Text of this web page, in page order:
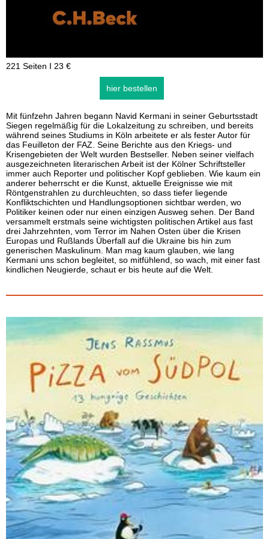
221 Seiten I 23 €
hier bestellen
Mit fünfzehn Jahren begann Navid Kermani in seiner Geburtsstadt
Siegen regelmäßig für die Lokalzeitung zu schreiben, und bereits
während seines Studiums in Köln arbeitete er als fester Autor für
das Feuilleton der FAZ. Seine Berichte aus den Kriegs- und
Krisengebieten der Welt wurden Bestseller. Neben seiner vielfach
ausgezeichneten literarischen Arbeit ist der Kölner Schriftsteller
immer auch Reporter und politischer Kopf geblieben. Wie kaum ein
anderer beherrscht er die Kunst, aktuelle Ereignisse wie mit
Röntgenstrahlen zu durchleuchten, so dass tiefer liegende
Konfliktschichten und Handlungsoptionen sichtbar werden, wo
Politiker keinen oder nur einen einzigen Ausweg sehen. Der Band
versammelt erstmals seine wichtigsten politischen Artikel aus fast
drei Jahrzehnten, vom Terror im Nahen Osten über die Krisen
Europas und Rußlands Überfall auf die Ukraine bis hin zum
generischen Maskulinum. Man mag kaum glauben, wie lang
Kermani uns schon begleitet, so mitfühlend, so wach, mit einer fast
kindlichen Neugierde, schaut er bis heute auf die Welt.